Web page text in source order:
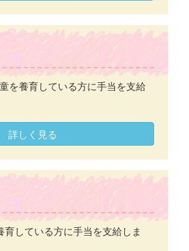
を養育している方に手当を支給
詳しく見る
している方に手当を支給しま